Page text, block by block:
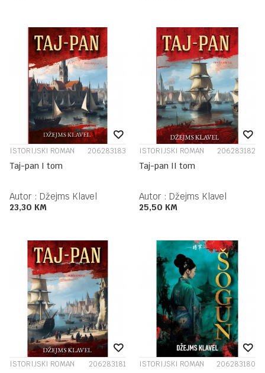
ISTORIJSKI ROMAN 206283183
Taj-pan I tom
Autor : Džejms Klavel
23,30 KM
ISTORIJSKI ROMAN 206283182
Taj-pan II tom
Autor : Džejms Klavel
25,50 KM
ISTORIJSKI ROMAN 206283181 ISTORIJSKI ROMAN 206283180